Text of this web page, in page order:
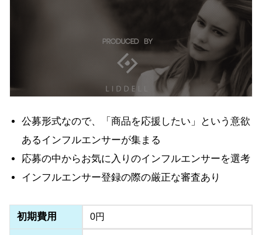
公募形式なので、「商品を応援したい」という意欲
あるインフルエンサーが集まる
応募の中からお気に入りのインフルエンサーを選考
インフルエンサー登録の際の厳正な審査あり
初期費用 0円